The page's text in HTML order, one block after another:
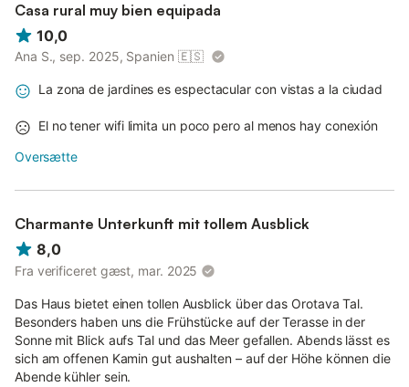
Casa rural muy bien equipada
10,0
Ana S., sep. 2025, Spanien 🇪🇸
La zona de jardines es espectacular con vistas a la ciudad
El no tener wifi limita un poco pero al menos hay conexión
Oversætte
Charmante Unterkunft mit tollem Ausblick
8,0
Fra verificeret gæst, mar. 2025
Das Haus bietet einen tollen Ausblick über das Orotava Tal.
Besonders haben uns die Frühstücke auf der Terasse in der
Sonne mit Blick aufs Tal und das Meer gefallen. Abends lässt es
sich am offenen Kamin gut aushalten – auf der Höhe können die
Abende kühler sein.